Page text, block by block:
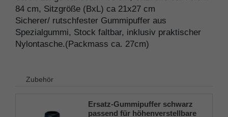
84 cm, Sitzgröße (BxL) ca 21x27 cm
Sicherer/ rutschfester Gummipuffer aus
Spezialgummi, Stock faltbar, inklusiv praktischer
Nylontasche.(Packmass ca. 27cm)
Zubehör
Ersatz-Gummipuffer schwarz
passend für höhenverstellbare